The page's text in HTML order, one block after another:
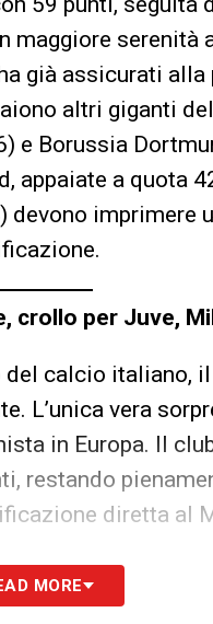
maggiore
già assicurati
altri giganti
e Borussia
appaiate a quota
devono imprimere
crollo per Juve,
del calcio italiano,
L’unica vera
in Europa. Il
restando
diretta al
big di Serie A.
MORE